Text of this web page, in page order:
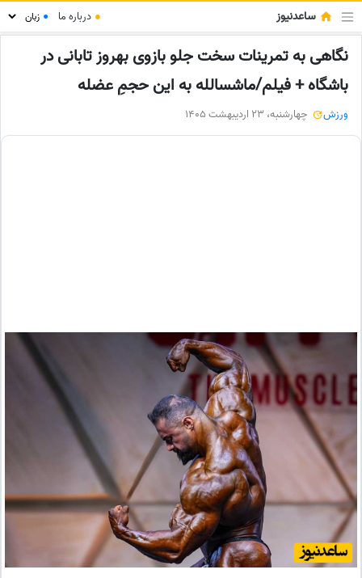
ساعدنیوز ● درباره ما ●
نگاهی به تمرینات سخت جلو بازوی بهروز تابانی در
باشگاه + فیلم/ماشسالله به این حجمِ عضله
ورزش چهارشنبه، 23 اردیبهشت 1405